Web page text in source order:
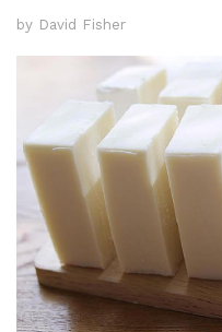
by David Fisher